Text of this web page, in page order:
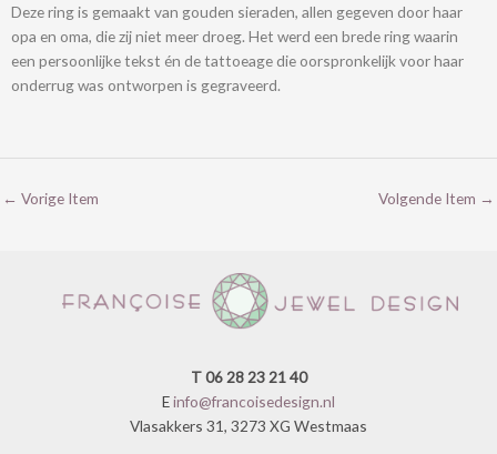
Deze ring is gemaakt van gouden sieraden, allen gegeven door haar
opa en oma, die zij niet meer droeg. Het werd een brede ring waarin
een persoonlijke tekst én de tattoeage die oorspronkelijk voor haar
onderrug was ontworpen is gegraveerd.
← Vorige Item Volgende Item →
T 06 28 23 21 40
Einfo@francoisedesign.nl
Vlasakkers 31, 3273 XG Westmaas